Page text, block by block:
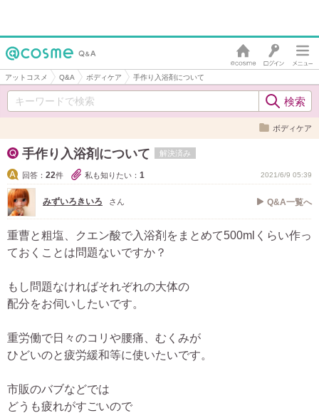
アットコスメ Q&A ボディケア 手作り入浴剤について
ボディケア
手作り入浴剤について 解決済み
回答： 22件 私も知りたい： 1 2021/6/9 05:39
みずいろきいろ さん Q&A一覧へ
重曹と粗塩、クエン酸で入浴剤をまとめて500mlくらい作っ
ておくことは問題ないですか？
もし問題なければそれぞれの大体の
配分をお伺いしたいです。
重労働で日々のコリや腰痛、むくみが
ひどいのと疲労緩和等に使いたいです。
市販のバブなどでは
どうも疲れがすごいので